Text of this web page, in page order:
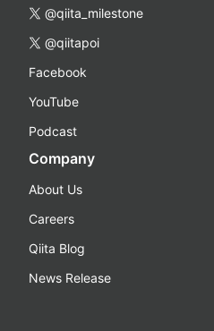
@qiita_milestone
@qiitapoi
Facebook
YouTube
Podcast
Company
About Us
Careers
Qiita Blog
News Release